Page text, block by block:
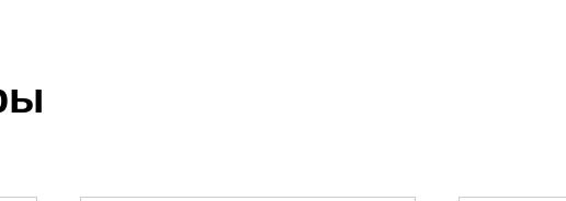
счета менеджером.
который высылает менеджер.